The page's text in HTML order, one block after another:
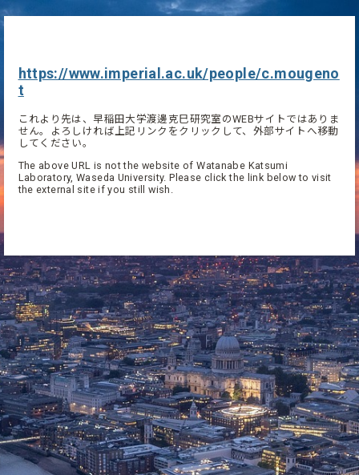
https://www.imperial.ac.uk/people/c.mougeno
t
これより先は、早稲田大学渡邊克巳研究室のWEBサイトではありま
せん。よろしければ上記リンクをクリックして、外部サイトへ移動
してください。
The above URL is not the website of Watanabe Katsumi
Laboratory, Waseda University. Please click the link below to visit
the external site if you still wish.